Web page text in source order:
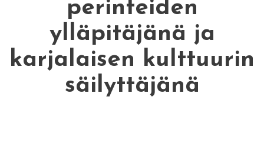
perinteiden
ylläpitäjänä ja
karjalaisen kulttuurin
säilyttäjänä